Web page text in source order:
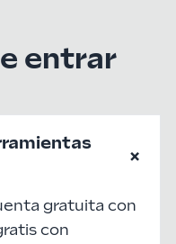
entrar
+
gratuita con
con